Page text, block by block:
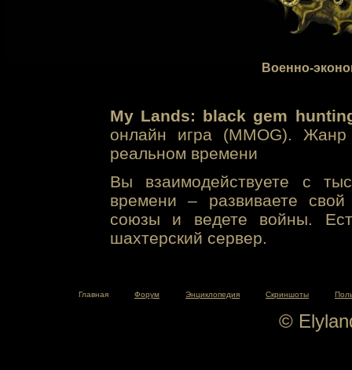
Военно-
My Lands: black gem
онлайн игра (MMOG). Жанр
реальном времени
Вы взаимодействуете с
времени – развиваете свой
союзы и ведете войны.
шахтерский сервер.
Главная Форум Энциклопедия Скриншоты
©